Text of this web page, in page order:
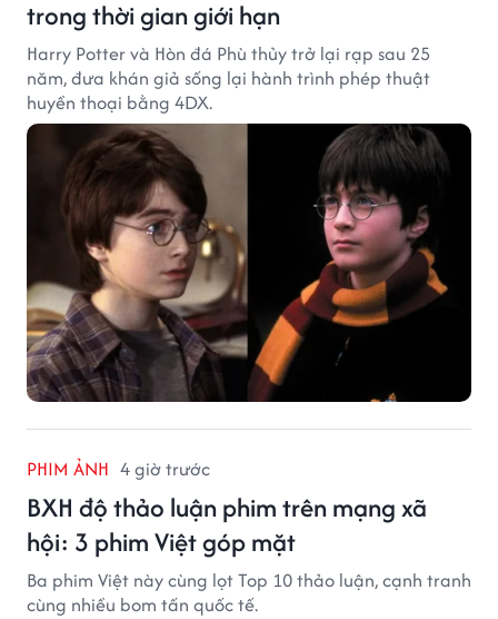
trong thời gian giới hạn
Harry Potter và Hòn đá Phù thủy trở lại rạp sau 25
năm, đưa khán giả sống lại hành trình phép thuật
huyền thoại bằng 4DX.
PHIM ẢNH 4 giờ trước
BXH độ thảo luận phim trên mạng xã
hội: 3 phim Việt góp mặt
Ba phim Việt này cùng lọt Top 10 thảo luận, cạnh tranh
cùng nhiều bom tấn quốc tế.